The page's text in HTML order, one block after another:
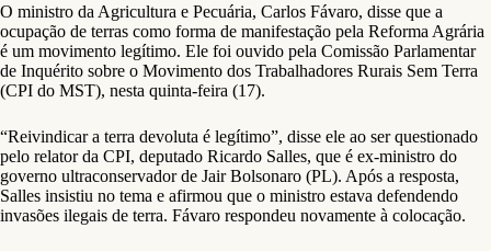
O ministro da Agricultura e Pecuária, Carlos Fávaro, disse que a
ocupação de terras como forma de manifestação pela Reforma Agrária
é um movimento legítimo. Ele foi ouvido pela Comissão Parlamentar
de Inquérito sobre o Movimento dos Trabalhadores Rurais Sem Terra
(CPI do MST), nesta quinta-feira (17).
“Reivindicar a terra devoluta é legítimo”, disse ele ao ser questionado
pelo relator da CPI, deputado Ricardo Salles, que é ex-ministro do
governo ultraconservador de Jair Bolsonaro (PL). Após a resposta,
Salles insistiu no tema e afirmou que o ministro estava defendendo
invasões ilegais de terra. Fávaro respondeu novamente à colocação.